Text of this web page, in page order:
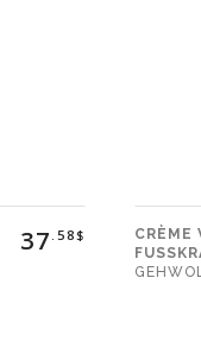
37.58$
CRÈME
Termes &